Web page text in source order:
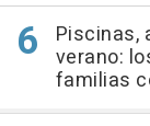
Piscinas,
verano:
familias